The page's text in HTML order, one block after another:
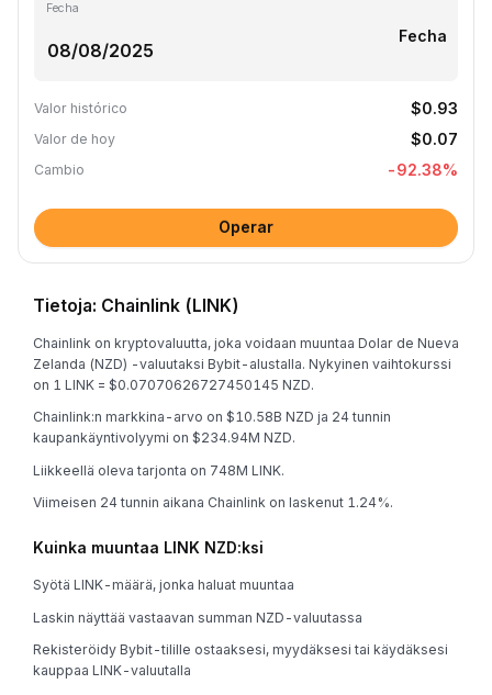
Fecha
Fecha
Valor histórico $0.93
Valor de hoy $0.07
Cambio -92.38%
Operar
Tietoja: Chainlink (LINK)
Chainlink on kryptovaluutta, joka voidaan muuntaa Dolar de Nueva
Zelanda (NZD) -valuutaksi Bybit-alustalla. Nykyinen vaihtokurssi
on 1 LINK = $0.07070626727450145 NZD.
Chainlink:n markkina-arvo on $10.58B NZD ja 24 tunnin
kaupankäyntivolyymi on $234.94M NZD.
Liikkeellä oleva tarjonta on 748M LINK.
Viimeisen 24 tunnin aikana Chainlink on laskenut 1.24%.
Kuinka muuntaa LINK NZD:ksi
Syötä LINK-määrä, jonka haluat muuntaa
Laskin näyttää vastaavan summan NZD-valuutassa
Rekisteröidy Bybit-tilille ostaaksesi, myydäksesi tai käydäksesi
kauppaa LINK-valuutalla